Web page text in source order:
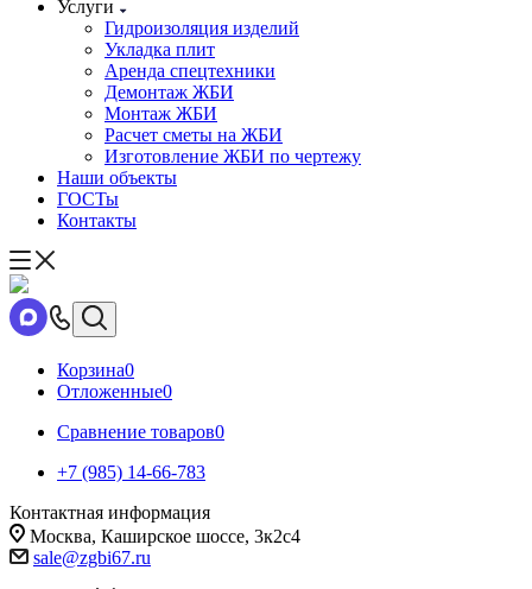
Услуги
Гидроизоляция изделий
Укладка плит
Аренда спецтехники
Демонтаж ЖБИ
Монтаж ЖБИ
Расчет сметы на ЖБИ
Изготовление ЖБИ по чертежу
Наши объекты
ГОСТы
Контакты
Корзина0
Отложенные0
Сравнение товаров0
+7 (985) 14-66-783
Контактная информация
Москва, Каширское шоссе, 3к2с4
sale@zgbi67.ru